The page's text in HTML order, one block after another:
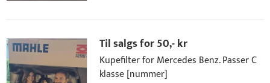
Til salgs for50,- kr
Kupefilter for Mercedes Benz. Passer C
klasse [nummer]